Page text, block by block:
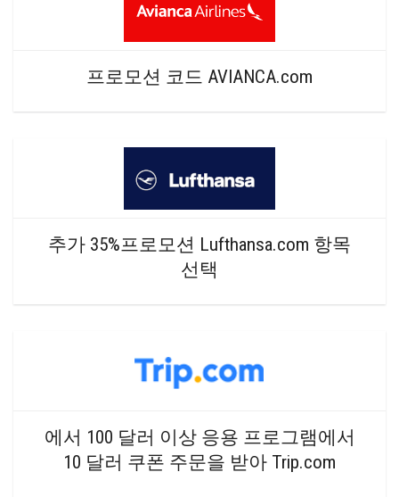
프로모션 코드 AVIANCA.com
추가 35%프로모션 Lufthansa.com 항목
선택
에서 100 달러 이상 응용 프로그램에서
10 달러 쿠폰 주문을 받아 Trip.com